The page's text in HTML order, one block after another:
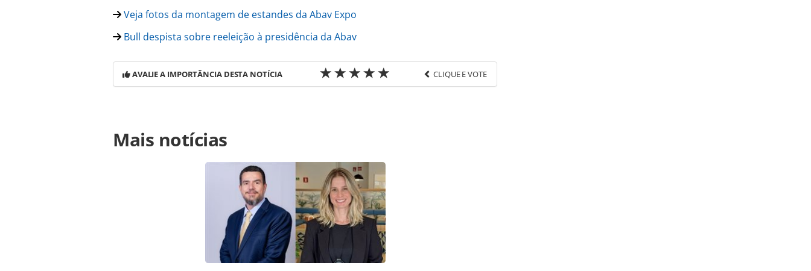
Veja fotos da montagem de estandes da Abav Expo
Bull despista sobre reeleição à presidência da Abav
AVALIE A IMPORTÂNCIA DESTA NOTÍCIA CLIQUE E VOTE
https://www.panrotas.com.br/noticia-turismo/agenciasdeviagens/2017/09/as-
controversias-e-os-assuntos-da-reuniao-da-abav-confira_149945.html ou as
ferramentas oferecidas na página. Todo o conteúdo produzido pela PANROTAS Editora
é protegido pela legislação brasileira sobre direito autoral. Não reproduza o conteúdo
sem autorização da PANROTAS Editora (copyright@panrotas.com.br).
Mais notícias